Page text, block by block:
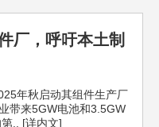
厂，呼吁本土制
年秋启动其组件生产厂
带来5GW电池和3.5GW
.. [详内文]